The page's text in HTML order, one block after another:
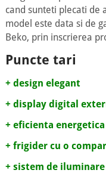
cand sunteti plecati de
model este data si de
Beko, prin inscrierea
Puncte tari
+ design elegant
+ display digital
+ eficienta energetica
+ frigider cu o
+ sistem de iluminare